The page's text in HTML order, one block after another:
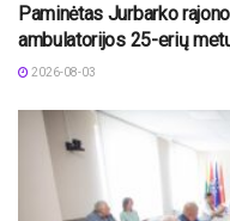
Paminėtas Jurbarko
ambulatorijos 25-erių
2026-08-03